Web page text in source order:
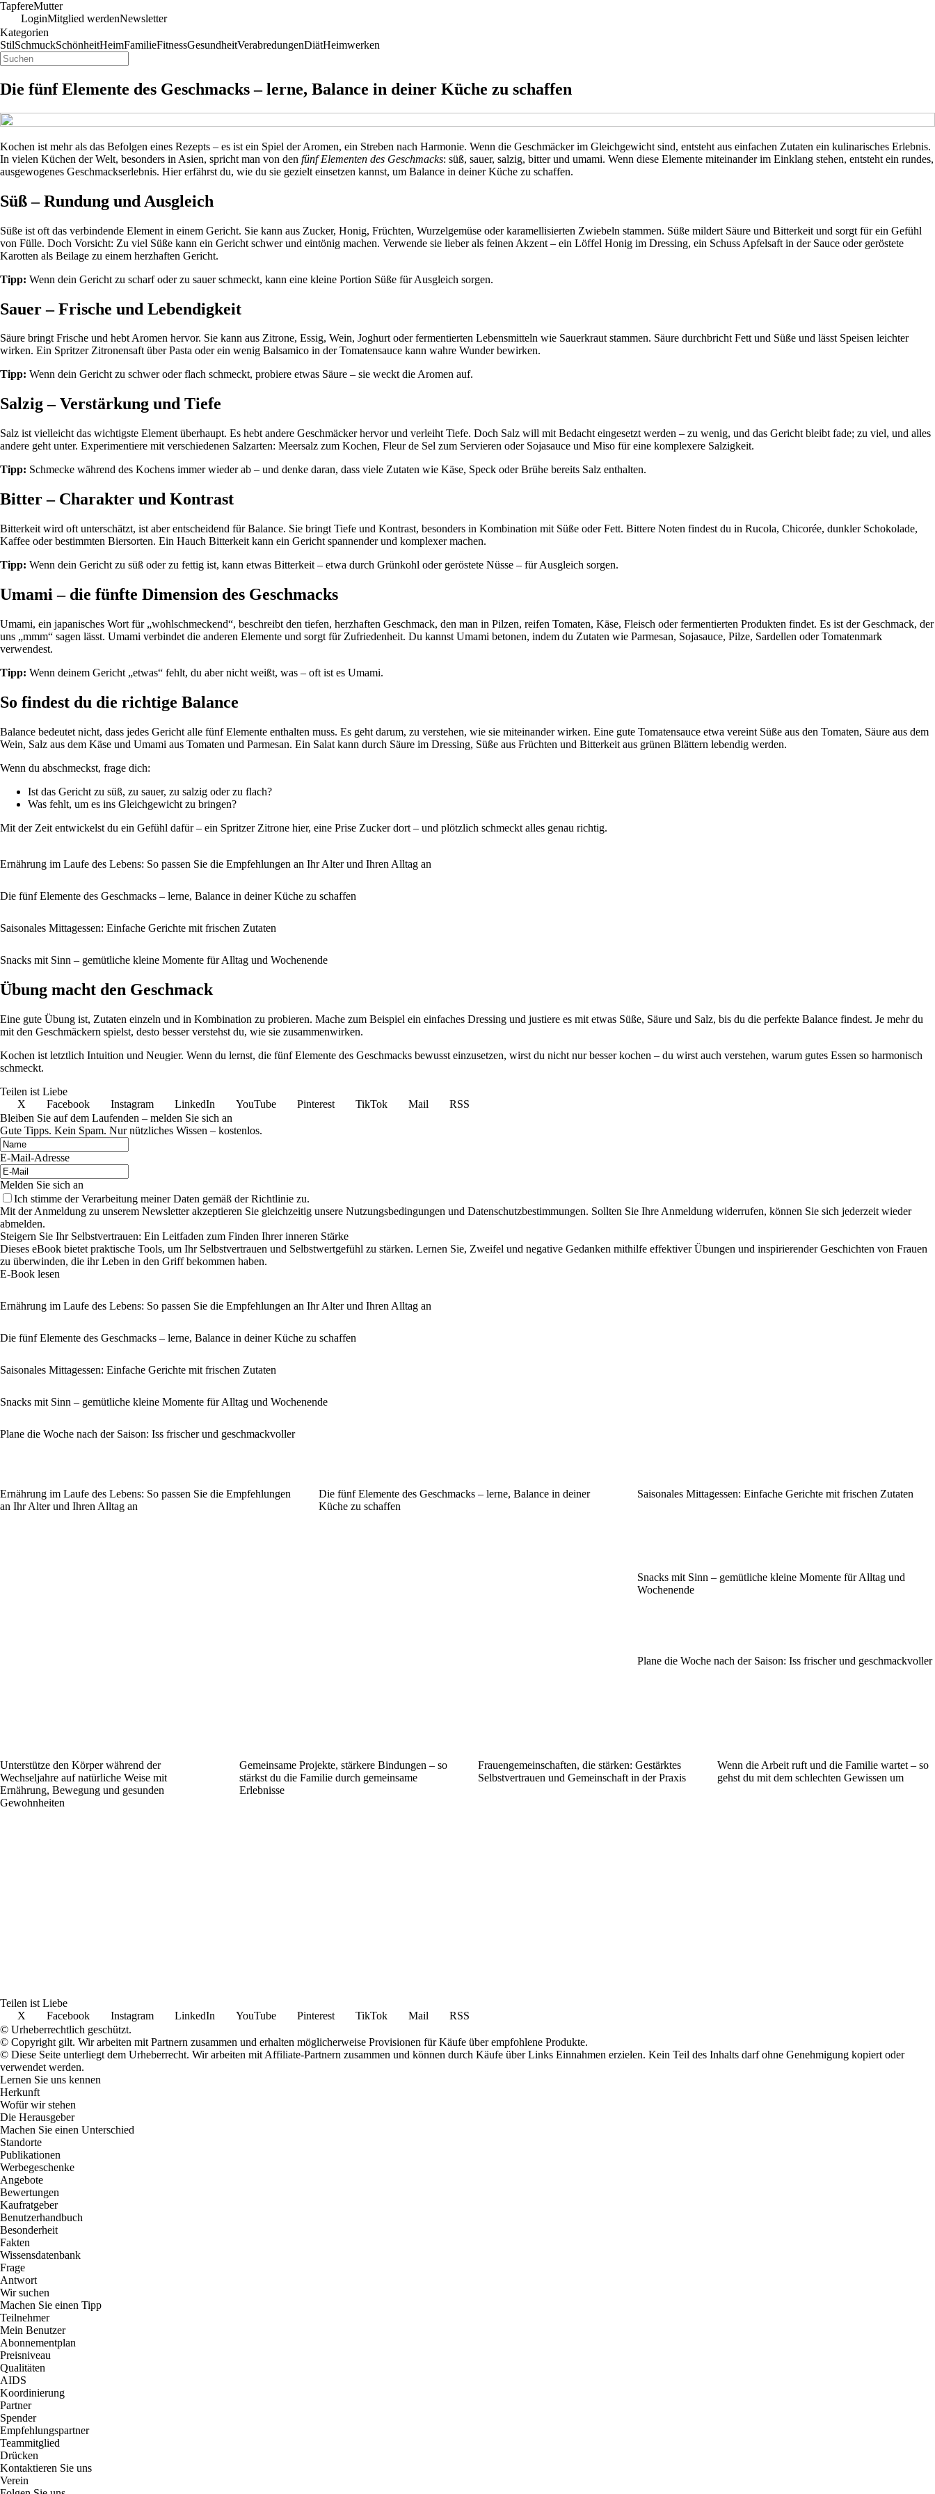
TapfereMutter
LoginMitglied werdenNewsletter
Kategorien
StilSchmuckSchönheitHeimFamilieFitnessGesundheitVerabredungenDiätHeimwerken
Die fünf Elemente des Geschmacks – lerne, Balance in deiner Küche zu schaffen
Kochen ist mehr als das Befolgen eines Rezepts – es ist ein Spiel der Aromen, ein Streben nach Harmonie. Wenn die Geschmäcker im Gleichgewicht sind, entsteht aus einfachen Zutaten ein kulinarisches Erlebnis.
In vielen Küchen der Welt, besonders in Asien, spricht man von den fünf Elementen des Geschmacks: süß, sauer, salzig, bitter und umami. Wenn diese Elemente miteinander im Einklang stehen, entsteht ein rundes,
ausgewogenes Geschmackserlebnis. Hier erfährst du, wie du sie gezielt einsetzen kannst, um Balance in deiner Küche zu schaffen.
Süß – Rundung und Ausgleich
Süße ist oft das verbindende Element in einem Gericht. Sie kann aus Zucker, Honig, Früchten, Wurzelgemüse oder karamellisierten Zwiebeln stammen. Süße mildert Säure und Bitterkeit und sorgt für ein Gefühl
von Fülle. Doch Vorsicht: Zu viel Süße kann ein Gericht schwer und eintönig machen. Verwende sie lieber als feinen Akzent – ein Löffel Honig im Dressing, ein Schuss Apfelsaft in der Sauce oder geröstete
Karotten als Beilage zu einem herzhaften Gericht.
Tipp: Wenn dein Gericht zu scharf oder zu sauer schmeckt, kann eine kleine Portion Süße für Ausgleich sorgen.
Sauer – Frische und Lebendigkeit
Säure bringt Frische und hebt Aromen hervor. Sie kann aus Zitrone, Essig, Wein, Joghurt oder fermentierten Lebensmitteln wie Sauerkraut stammen. Säure durchbricht Fett und Süße und lässt Speisen leichter
wirken. Ein Spritzer Zitronensaft über Pasta oder ein wenig Balsamico in der Tomatensauce kann wahre Wunder bewirken.
Tipp: Wenn dein Gericht zu schwer oder flach schmeckt, probiere etwas Säure – sie weckt die Aromen auf.
Salzig – Verstärkung und Tiefe
Salz ist vielleicht das wichtigste Element überhaupt. Es hebt andere Geschmäcker hervor und verleiht Tiefe. Doch Salz will mit Bedacht eingesetzt werden – zu wenig, und das Gericht bleibt fade; zu viel, und alles
andere geht unter. Experimentiere mit verschiedenen Salzarten: Meersalz zum Kochen, Fleur de Sel zum Servieren oder Sojasauce und Miso für eine komplexere Salzigkeit.
Tipp: Schmecke während des Kochens immer wieder ab – und denke daran, dass viele Zutaten wie Käse, Speck oder Brühe bereits Salz enthalten.
Bitter – Charakter und Kontrast
Bitterkeit wird oft unterschätzt, ist aber entscheidend für Balance. Sie bringt Tiefe und Kontrast, besonders in Kombination mit Süße oder Fett. Bittere Noten findest du in Rucola, Chicorée, dunkler Schokolade,
Kaffee oder bestimmten Biersorten. Ein Hauch Bitterkeit kann ein Gericht spannender und komplexer machen.
Tipp: Wenn dein Gericht zu süß oder zu fettig ist, kann etwas Bitterkeit – etwa durch Grünkohl oder geröstete Nüsse – für Ausgleich sorgen.
Umami – die fünfte Dimension des Geschmacks
Umami, ein japanisches Wort für „wohlschmeckend“, beschreibt den tiefen, herzhaften Geschmack, den man in Pilzen, reifen Tomaten, Käse, Fleisch oder fermentierten Produkten findet. Es ist der Geschmack, der
uns „mmm“ sagen lässt. Umami verbindet die anderen Elemente und sorgt für Zufriedenheit. Du kannst Umami betonen, indem du Zutaten wie Parmesan, Sojasauce, Pilze, Sardellen oder Tomatenmark
verwendest.
Tipp: Wenn deinem Gericht „etwas“ fehlt, du aber nicht weißt, was – oft ist es Umami.
So findest du die richtige Balance
Balance bedeutet nicht, dass jedes Gericht alle fünf Elemente enthalten muss. Es geht darum, zu verstehen, wie sie miteinander wirken. Eine gute Tomatensauce etwa vereint Süße aus den Tomaten, Säure aus dem
Wein, Salz aus dem Käse und Umami aus Tomaten und Parmesan. Ein Salat kann durch Säure im Dressing, Süße aus Früchten und Bitterkeit aus grünen Blättern lebendig werden.
Wenn du abschmeckst, frage dich:
Ist das Gericht zu süß, zu sauer, zu salzig oder zu flach?
Was fehlt, um es ins Gleichgewicht zu bringen?
Mit der Zeit entwickelst du ein Gefühl dafür – ein Spritzer Zitrone hier, eine Prise Zucker dort – und plötzlich schmeckt alles genau richtig.
Ernährung im Laufe des Lebens: So passen Sie die Empfehlungen an Ihr Alter und Ihren Alltag an
Die fünf Elemente des Geschmacks – lerne, Balance in deiner Küche zu schaffen
Saisonales Mittagessen: Einfache Gerichte mit frischen Zutaten
Snacks mit Sinn – gemütliche kleine Momente für Alltag und Wochenende
Übung macht den Geschmack
Eine gute Übung ist, Zutaten einzeln und in Kombination zu probieren. Mache zum Beispiel ein einfaches Dressing und justiere es mit etwas Süße, Säure und Salz, bis du die perfekte Balance findest. Je mehr du
mit den Geschmäckern spielst, desto besser verstehst du, wie sie zusammenwirken.
Kochen ist letztlich Intuition und Neugier. Wenn du lernst, die fünf Elemente des Geschmacks bewusst einzusetzen, wirst du nicht nur besser kochen – du wirst auch verstehen, warum gutes Essen so harmonisch
schmeckt.
Teilen ist Liebe
X
Facebook Instagram LinkedIn YouTube Pinterest TikTok Mail
RSS
Bleiben Sie auf dem Laufenden – melden Sie sich an
Gute Tipps. Kein Spam. Nur nützliches Wissen – kostenlos.
E-Mail-Adresse
Melden Sie sich an
Ich stimme der Verarbeitung meiner Daten gemäß der Richtlinie zu.
Mit der Anmeldung zu unserem Newsletter akzeptieren Sie gleichzeitig unsere Nutzungsbedingungen und Datenschutzbestimmungen. Sollten Sie Ihre Anmeldung widerrufen, können Sie sich jederzeit wieder
abmelden.
Steigern Sie Ihr Selbstvertrauen: Ein Leitfaden zum Finden Ihrer inneren Stärke
Dieses eBook bietet praktische Tools, um Ihr Selbstvertrauen und Selbstwertgefühl zu stärken. Lernen Sie, Zweifel und negative Gedanken mithilfe effektiver Übungen und inspirierender Geschichten von Frauen
zu überwinden, die ihr Leben in den Griff bekommen haben.
E-Book lesen
Ernährung im Laufe des Lebens: So passen Sie die Empfehlungen an Ihr Alter und Ihren Alltag an
Die fünf Elemente des Geschmacks – lerne, Balance in deiner Küche zu schaffen
Saisonales Mittagessen: Einfache Gerichte mit frischen Zutaten
Snacks mit Sinn – gemütliche kleine Momente für Alltag und Wochenende
Plane die Woche nach der Saison: Iss frischer und geschmackvoller
Ernährung im Laufe des Lebens: So passen Sie die Empfehlungen
an Ihr Alter und Ihren Alltag an
Die fünf Elemente des Geschmacks – lerne, Balance in deiner
Küche zu schaffen
Saisonales Mittagessen: Einfache Gerichte mit frischen Zutaten
Snacks mit Sinn – gemütliche kleine Momente für Alltag und
Wochenende
Plane die Woche nach der Saison: Iss frischer und geschmackvoller
Unterstütze den Körper während der
Wechseljahre auf natürliche Weise mit
Ernährung, Bewegung und gesunden
Gewohnheiten
Gemeinsame Projekte, stärkere Bindungen – so
stärkst du die Familie durch gemeinsame
Erlebnisse
Frauengemeinschaften, die stärken: Gestärktes
Selbstvertrauen und Gemeinschaft in der Praxis
Wenn die Arbeit ruft und die Familie wartet – so
gehst du mit dem schlechten Gewissen um
Teilen ist Liebe
X
Facebook Instagram LinkedIn YouTube Pinterest TikTok Mail
RSS
© Urheberrechtlich geschützt.
© Copyright gilt. Wir arbeiten mit Partnern zusammen und erhalten möglicherweise Provisionen für Käufe über empfohlene Produkte.
© Diese Seite unterliegt dem Urheberrecht. Wir arbeiten mit Affiliate-Partnern zusammen und können durch Käufe über Links Einnahmen erzielen. Kein Teil des Inhalts darf ohne Genehmigung kopiert oder
verwendet werden.
Lernen Sie uns kennen
Herkunft
Wofür wir stehen
Die Herausgeber
Machen Sie einen Unterschied
Standorte
Publikationen
Werbegeschenke
Angebote
Bewertungen
Kaufratgeber
Benutzerhandbuch
Besonderheit
Fakten
Wissensdatenbank
Frage
Antwort
Wir suchen
Machen Sie einen Tipp
Teilnehmer
Mein Benutzer
Abonnementplan
Preisniveau
Qualitäten
AIDS
Koordinierung
Partner
Spender
Empfehlungspartner
Teammitglied
Drücken
Kontaktieren Sie uns
Verein